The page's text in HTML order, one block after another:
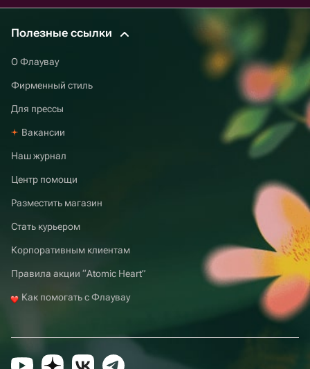
Полезные ссылки
О Флаувау
Фирменный стиль
Для прессы
Вакансии
Наш журнал
Центр помощи
Разместить магазин
Стать курьером
Корпоративным клиентам
Правила акции “Atomic Heart”
Как помогать с Флаувау